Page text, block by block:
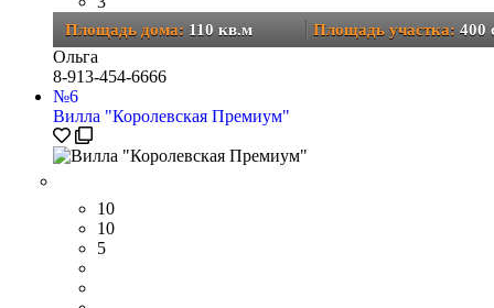
Площадь дома: 110 кв.м Площадь участка: 400
Ольга
8-913-454-6666
№6
Вилла "Королевская Премиум"
10
10
5